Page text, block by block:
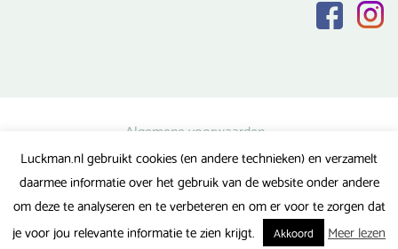
Algemene voorwaarden
Privacy verklaring
Veel gestelde vragen
Luckman.nl gebruikt cookies (en andere technieken) en verzamelt
daarmee informatie over het gebruik van de website onder andere
om deze te analyseren en te verbeteren en om er voor te zorgen dat
je voor jou relevante informatie te zien krijgt.
Akkoord Meer lezen